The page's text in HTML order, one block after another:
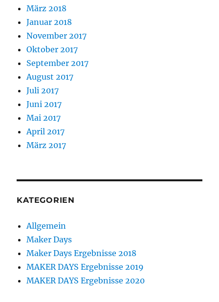
März 2018
Januar 2018
November 2017
Oktober 2017
September 2017
August 2017
Juli 2017
Juni 2017
Mai 2017
April 2017
März 2017
KATEGORIEN
Allgemein
Maker Days
Maker Days Ergebnisse 2018
MAKER DAYS Ergebnisse 2019
MAKER DAYS Ergebnisse 2020